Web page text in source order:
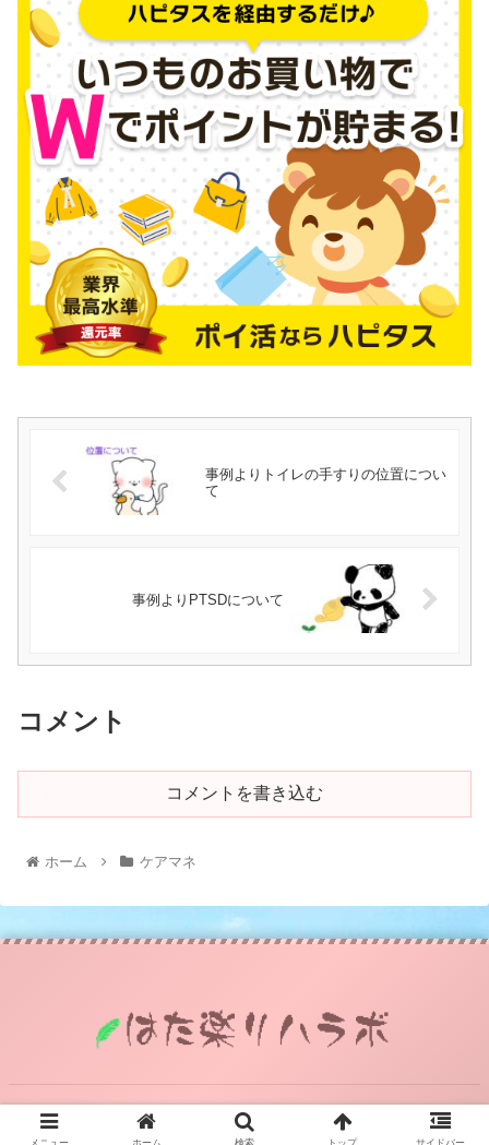
事例よりトイレの手すりの位置につい
て
事例よりPTSDについて
コメント
コメントを書き込む
ホーム ケアマネ
© 2021 はた楽リハラボ.
メニュー ホーム 検索 トップ サイドバー